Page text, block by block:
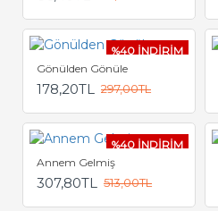
%40 İNDİRİM
Gönülden Gönüle
178,20TL 297,00TL
%40 İNDİRİM
Annem Gelmiş
307,80TL 513,00TL